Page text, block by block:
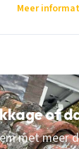
Meer
of
met meer